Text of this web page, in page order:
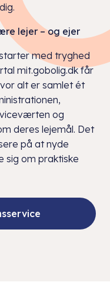
lejer – og ejer
med tryghed
mit.gobolig.dk får
alt er samlet ét
og
deres lejemål. Det
på at nyde
sig om praktiske